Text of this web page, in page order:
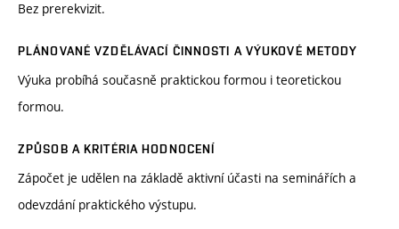
Bez prerekvizit.
PLÁNOVANÉ VZDĚLÁVACÍ ČINNOSTI A VÝUKOVÉ METODY
Výuka probíhá současně praktickou formou i teoretickou
formou.
ZPŮSOB A KRITÉRIA HODNOCENÍ
Zápočet je udělen na základě aktivní účasti na seminářích a
odevzdání praktického výstupu.